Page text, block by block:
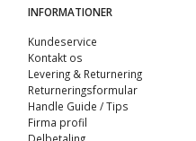
INFORMATIONER
Kundeservice
Kontakt os
Levering & Returnering
Returneringsformular
Handle Guide / Tips
Firma profil